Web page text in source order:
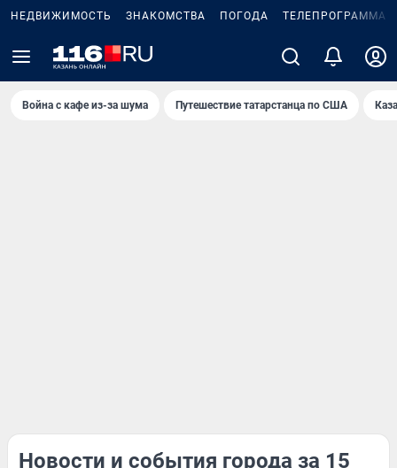
НЕДВИЖИМОСТЬ ЗНАКОМСТВА ПОГОДА ТЕЛЕПРОГРАММА
Война с кафе из-за шума Путешествие татарстанца по США
Новости и события города за 15